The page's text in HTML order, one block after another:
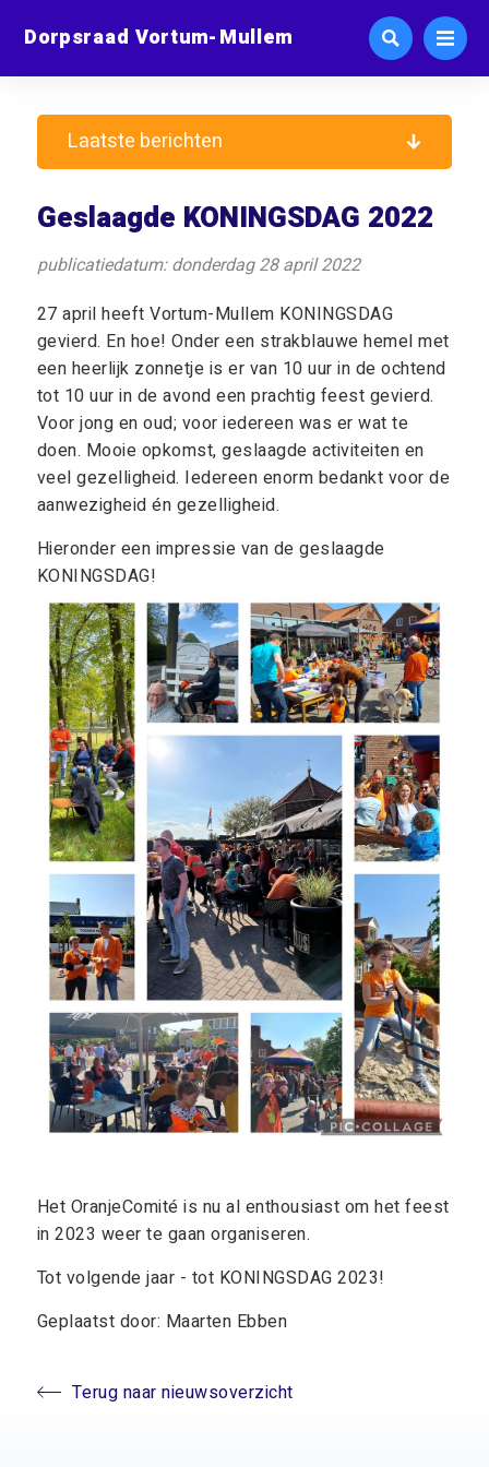
Dorpsraad Vortum-Mullem
Geslaagde KONINGSDAG 2022
publicatiedatum: donderdag 28 april 2022
27 april heeft Vortum-Mullem KONINGSDAG
gevierd. En hoe! Onder een strakblauwe hemel met
een heerlijk zonnetje is er van 10 uur in de ochtend
tot 10 uur in de avond een prachtig feest gevierd.
Voor jong en oud; voor iedereen was er wat te
doen. Mooie opkomst, geslaagde activiteiten en
veel gezelligheid. Iedereen enorm bedankt voor de
aanwezigheid én gezelligheid.
Hieronder een impressie van de geslaagde
KONINGSDAG!
Het OranjeComité is nu al enthousiast om het feest
in 2023 weer te gaan organiseren.
Tot volgende jaar - tot KONINGSDAG 2023!
Geplaatst door: Maarten Ebben
Terug naar nieuwsoverzicht
Laatste berichten